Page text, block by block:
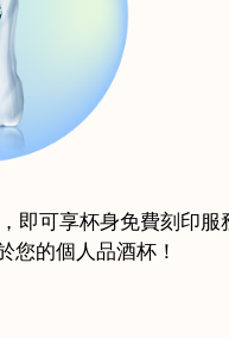
即可享杯身免費刻印服
您的個人品酒杯！